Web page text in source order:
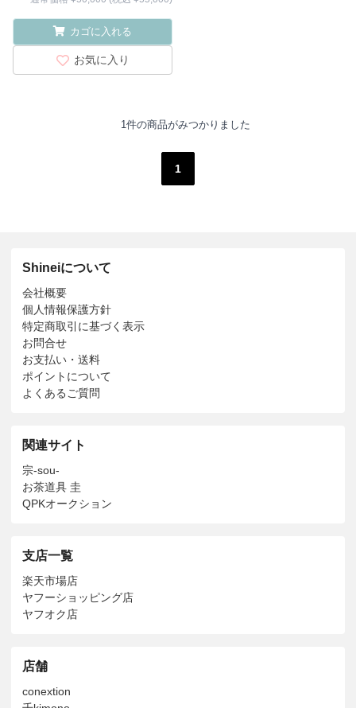
カゴに入れる
お気に入り
1件の商品がみつかりました
1
Shineiについて
会社概要
個人情報保護方針
特定商取引に基づく表示
お問合せ
お支払い・送料
ポイントについて
よくあるご質問
関連サイト
宗-sou-
お茶道具 圭
QPKオークション
支店一覧
楽天市場店
ヤフーショッピング店
ヤフオク店
店舗
conextion